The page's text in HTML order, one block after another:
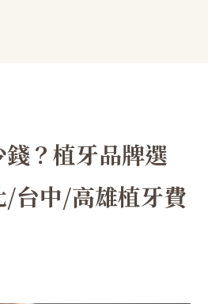
？植牙品牌選
/台中/高雄植牙費